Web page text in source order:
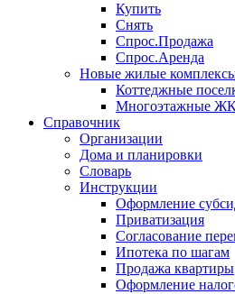
Купить
Снять
Спрос.Продажа
Спрос.Аренда
Новые жилые
Коттеджные
Многоэтажные
Справочник
Организации
Дома и планировки
Словарь
Инструкции
Оформление
Приватизация
Согласование
Ипотека по шагам
Продажа квартиры
Оформление